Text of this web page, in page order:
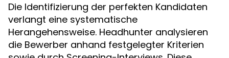
Die Identifizierung der perfekten Kandidaten
verlangt eine systematische
Herangehensweise. Headhunter analysieren
die Bewerber anhand festgelegter Kriterien